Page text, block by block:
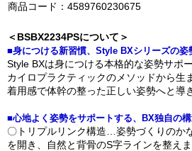
商品コード：4589760230675
＜BSBX2234PSについて＞
■身につける新習慣、Style BXシリーズの姿
Style BXは身につける本格的な姿勢サポー
カイロプラクティックのメソッドから生
着用感で体幹の整った正しい姿勢へと導
■心地よく姿勢をサポートする、BX独自の構
〇トリプルリンク構造…姿勢づくりのか
を開き、自然と背骨のS字ラインを整えま